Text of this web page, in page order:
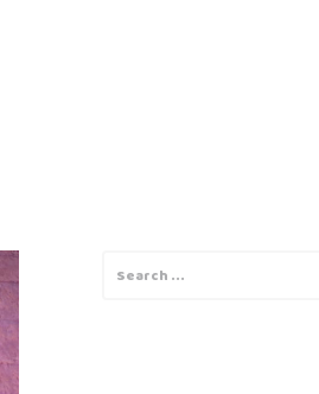
for: